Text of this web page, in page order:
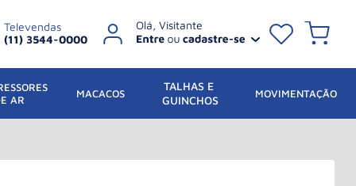
Televendas
(11) 3544-0000
AR
MACACOS
TALHAS E
GUINCHOS
MOVIMENTAÇÃO